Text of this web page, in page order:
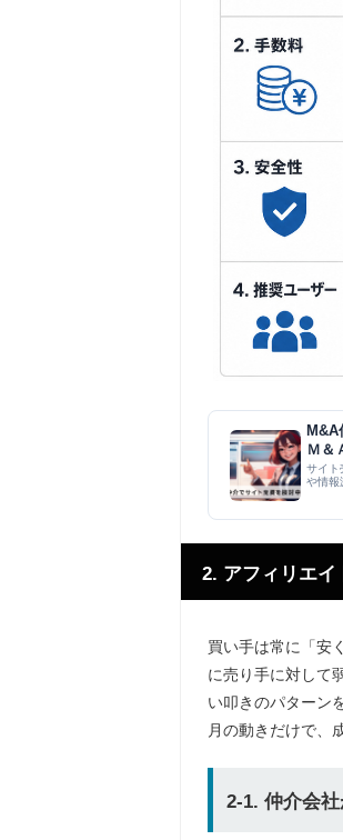
M&A
Ｍ＆
サイト
や情報
2. アフィリエ
買い手は常に「安
に売り手に対して
い叩きのパターン
月の動きだけで、
2-1. 仲介会